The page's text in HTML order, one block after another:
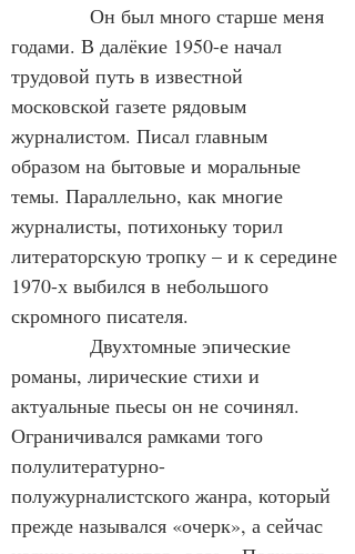
Он был много старше меня
годами. В далёкие 1950-е начал
трудовой путь в известной
московской газете рядовым
журналистом. Писал главным
образом на бытовые и моральные
темы. Параллельно, как многие
журналисты, потихоньку торил
литераторскую тропку – и к середине
1970-х выбился в небольшого
скромного писателя.
Двухтомные эпические
романы, лирические стихи и
актуальные пьесы он не сочинял.
Ограничивался рамками того
полулитературно-
полужурналистского жанра, который
прежде назывался «очерк», а сейчас